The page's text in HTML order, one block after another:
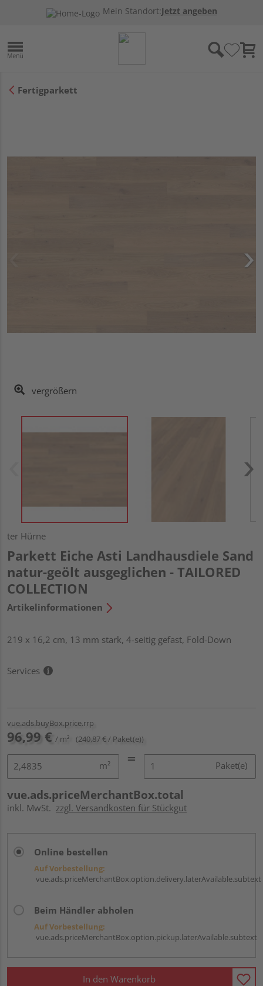
Mein Standort:Jetzt angeben
Fertigparkett
vergrößern
ter Hürne
Parkett Eiche Asti Landhausdiele Sand
natur-geölt ausgeglichen - TAILORED
COLLECTION
Artikelinformationen
219 x 16,2 cm, 13 mm stark, 4-seitig gefast, Fold-Down
Services
vue.ads.buyBox.price.rrp
96,99 € / m² (240,87 € / Paket(e))
m² Paket(e)
vue.ads.priceMerchantBox.total
inkl. MwSt. zzgl. Versandkosten für Stückgut
Online bestellen
Auf Vorbestellung:
vue.ads.priceMerchantBox.option.delivery.laterAvailable.subtext
Beim Händler abholen
Auf Vorbestellung:
vue.ads.priceMerchantBox.option.pickup.laterAvailable.subtext
In den Warenkorb